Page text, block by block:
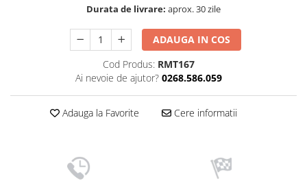
Durata de livrare: aprox. 30 zile
ADAUGA IN COS
Cod Produs: RMT167
Ai nevoie de ajutor? 0268.586.059
Adauga la Favorite Cere informatii